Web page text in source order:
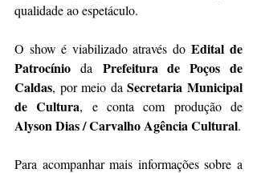
qualidade ao espetáculo.
O show é viabilizado através do Edital de
Patrocínio da Prefeitura de Poços de
Caldas, por meio da Secretaria Municipal
de Cultura
Alyson Dias / Carvalho Agência Cultural.
Para acompanhar mais informações sobre a